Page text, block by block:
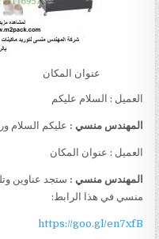
عنوان المكان
العميل : السلام عليكم
المهندس منسي : عليكم السلام
العميل : عنوان المكان
المهندس منسي : ستجد عناوين
منسي في هذا الرابط:
https://goo.gl/en7xfB